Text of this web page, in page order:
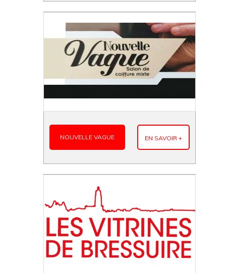
NOUVELLE VAGUE EN SAVOIR +